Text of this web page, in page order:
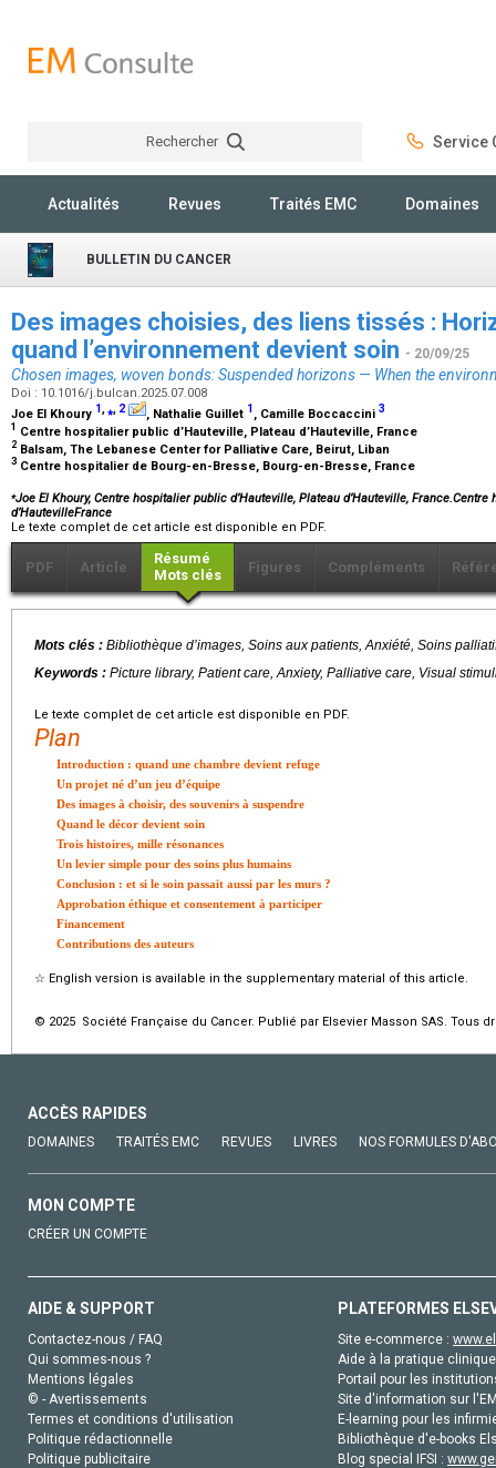
Rechercher Service
Actualités Revues Traités EMC Domaines
BULLETIN DU CANCER
Des images choisies, des liens tissés :
quand l’environnement devient soin - 20/09/25
Chosen images, woven bonds: Suspended horizons — When the
Doi : 10.1016/j.bulcan.2025.07.008
Joe El Khoury 1,⁎, 2 , Nathalie Guillet 1 , Camille Boccaccini 3
1 Centre hospitalier public d’Hauteville, Plateau d’Hauteville, France
2 Balsam, The Lebanese Center for Palliative Care, Beirut, Liban
3 Centre hospitalier de Bourg-en-Bresse, Bourg-en-Bresse, France
⁎Joe El Khoury, Centre hospitalier public d’Hauteville, Plateau d’Hauteville,
d’HautevilleFrance
Le texte complet de cet article est disponible en PDF.
PDF Article
Résumé
Mots clés
Figures Compléments
Mots clés : Bibliothèque d’images, Soins aux patients, Anxiété, Soins
Keywords : Picture library, Patient care, Anxiety, Palliative care, Visual
Le texte complet de cet article est disponible en PDF.
Plan
Introduction : quand une chambre devient refuge
Un projet né d’un jeu d’équipe
Des images à choisir, des souvenirs à suspendre
Quand le décor devient soin
Trois histoires, mille résonances
Un levier simple pour des soins plus humains
Conclusion : et si le soin passait aussi par les murs ?
Approbation éthique et consentement à participer
Financement
Contributions des auteurs
☆ English version is available in the supplementary material of this article.
© 2025 Société Française du Cancer. Publié par Elsevier Masson SAS. Tous
ACCÈS RAPIDES
DOMAINES TRAITÉS EMC REVUES LIVRES NOS FORMULES
MON COMPTE
CRÉER UN COMPTE
AIDE & SUPPORT
Contactez-nous / FAQ
Qui sommes-nous ?
Mentions légales
© - Avertissements
Termes et conditions d'utilisation
Politique rédactionnelle
Politique publicitaire
PLATEFORMES
Site e-commerce :
Aide à la pratique
Portail pour les
Site d'information sur
E-learning pour les
Bibliothèque d'e-books
Blog special IFSI :